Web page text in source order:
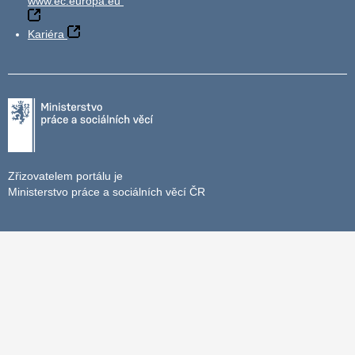
Kariéra
Zřizovatelem portálu je
Ministerstvo práce a sociálních věcí ČR